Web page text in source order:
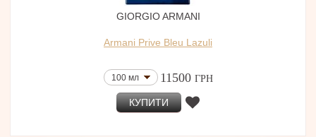
GIORGIO ARMANI
Armani Prive Bleu Lazuli
100 мл 11500 ГРН
КУПИТИ